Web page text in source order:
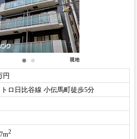
円
ロ日比谷線 小伝馬町徒歩5分
2